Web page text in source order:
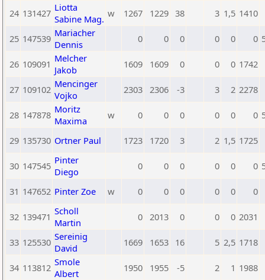
24 131427 Liotta
Sabine Mag. w 1267 1229 38 3 1,5 1410
25 147539 Mariacher
Dennis
0 0 0 0 0 0
26 109091 Melcher
Jakob
1609 1609 0 0 0 1742
27 109102 Mencinger
Vojko
2303 2306 -3 3 2 2278
28 147878 Moritz
Maxima
w 0 0 0 0 0 0
29 135730 Ortner Paul 1723 1720 3 2 1,5 1725
30 147545 Pinter
Diego
0 0 0 0 0 0
31 147652 Pinter Zoe w 0 0 0 0 0 0
32 139471 Scholl
Martin
0 2013 0 0 0 2031
33 125530 Sereinig
David
1669 1653 16 5 2,5 1718
34 113812 Smole
Albert
1950 1955 -5 2 1 1988